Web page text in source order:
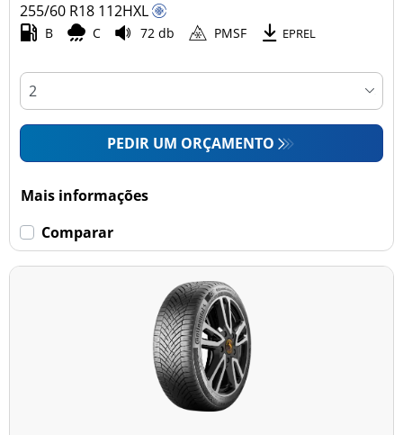
255/60 R18 112HXL
B C 72 db PMSF EPREL
PEDIR UM ORÇAMENTO
Mais informações
Comparar